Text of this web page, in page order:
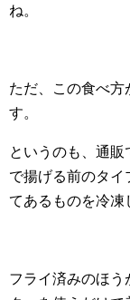
ね。
ただ、この食べ方
す。
というのも、通
で揚げる前のタ
てあるものを冷凍
フライ済みのほう